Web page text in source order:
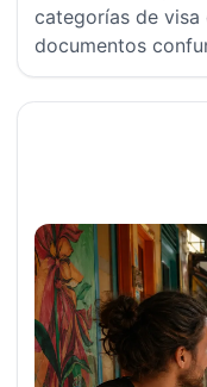
categorías de
documentos
requisitos mismos.